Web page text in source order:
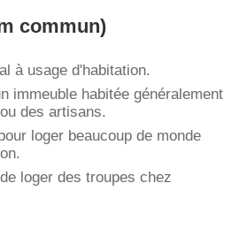
commun)
à usage d'habitation.
immeuble habitée généralement
des artisans.
loger beaucoup de monde
loger des troupes chez